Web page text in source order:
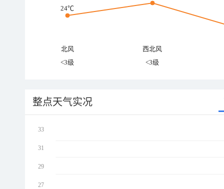
24℃
北风
西北风
<3级
<3级
整点天气实况
33
31
29
27